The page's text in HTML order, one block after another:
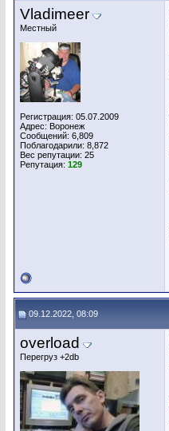
Vladimeer
Местный
Регистрация: 05.07.2009
Адрес: Воронеж
Сообщений: 6,809
Поблагодарили: 8,872
Вес репутации: 25
Репутация: 129
09.12.2022, 08:09
overload
Перегруз +2db